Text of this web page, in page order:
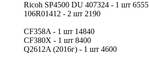
Ricoh SP4500 DU 407324 - 1 шт 6555
106R01412 - 2 шт 2190
CF358A - 1 шт 14840
CF380X - 1 шт 8400
Q2612A (2016г) - 1 шт 4600